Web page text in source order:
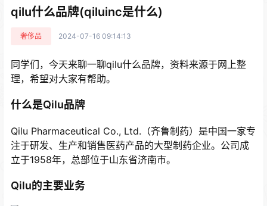
qilu什么品牌(qiluinc是什么)
奢侈品 2024-07-16 09:14:13
同学们，今天来聊一聊qilu什么品牌，资料来源于网上整
理，希望对大家有帮助。
什么是Qilu品牌
Qilu Pharmaceutical Co., Ltd.（齐鲁制药）是中国一家专
注于研发、生产和销售医药产品的大型制药企业。公司成
立于1958年，总部位于山东省济南市。
Qilu的主要业务